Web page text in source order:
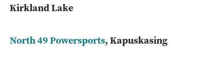
Kirkland Lake
North 49 Powersports, Kapuskasing